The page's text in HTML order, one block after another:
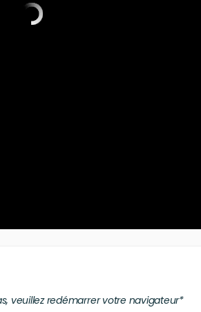
veuillez redémarrer votre navigateur*